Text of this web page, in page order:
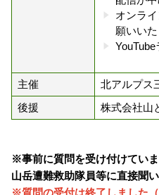
オンラ
願いいた
主催
北アルプス
後援
株式会社山
※事前に質問を受け付けてい
山岳遭難救助隊員等に直接聞
※質問の受付は終了しました（